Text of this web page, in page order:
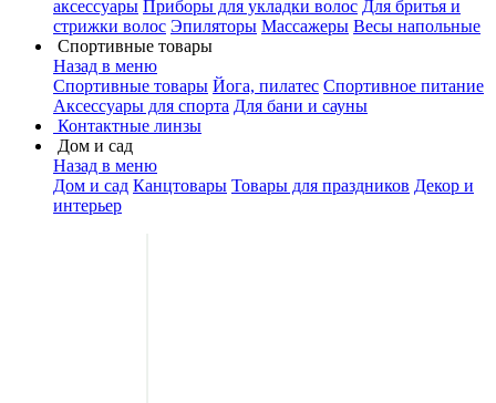
аксессуары Приборы для укладки волос Для бритья и
стрижки волос Эпиляторы Массажеры Весы напольные
Спортивные товары
Назад в меню
Спортивные товары Йога, пилатес Спортивное питание
Аксессуары для спорта Для бани и сауны
Контактные линзы
Дом и сад
Назад в меню
Дом и сад Канцтовары Товары для праздников Декор и
интерьер